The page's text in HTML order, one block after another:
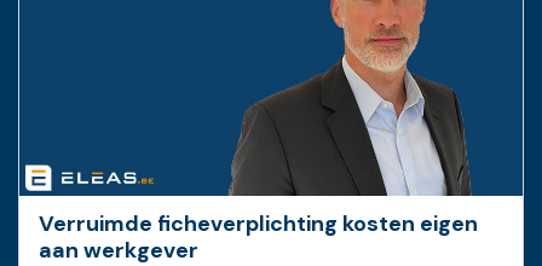
Verruimde ficheverplichting kosten eigen
aan werkgever